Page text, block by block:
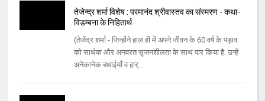
तेजेन्द्र शर्मा विशेष : परमानंद श्रीवास्तव का संस्मरण - कथा-
विडम्बना के निहितार्थ
(तेजेंद्र शर्मा - जिन्होंने हाल ही में अपने जीवन के 60 वर्ष के पड़ाव
को सार्थक और अनवरत सृजनशीलता के साथ पार किया है. उन्हें
अनेकानेक बधाईयाँ व हार्...